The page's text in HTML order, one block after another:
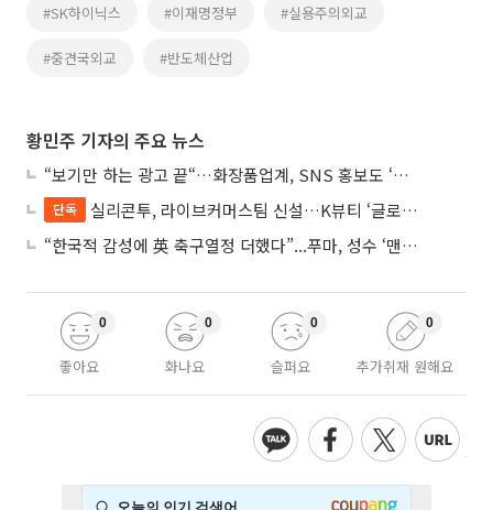
#SK하이닉스 #이재명정부 #실용주의외교
#중견국외교 #반도체산업
황민주 기자의 주요 뉴스
“보기만 하는 광고 끝“…화장품업계, SNS 홍보도 ‘참여형 콘텐츠’로 변모
단독
실리콘투, 라이브커머스팀 신설…K뷰티 ‘글로벌 판매망’ 확대 속도
“한국적 감성에 英 축구열정 더했다”...푸마, 성수 ‘맨시티 하우스’ 팝업
좋아요
0
화나요
0
슬퍼요
0
추가취재 원해요
0